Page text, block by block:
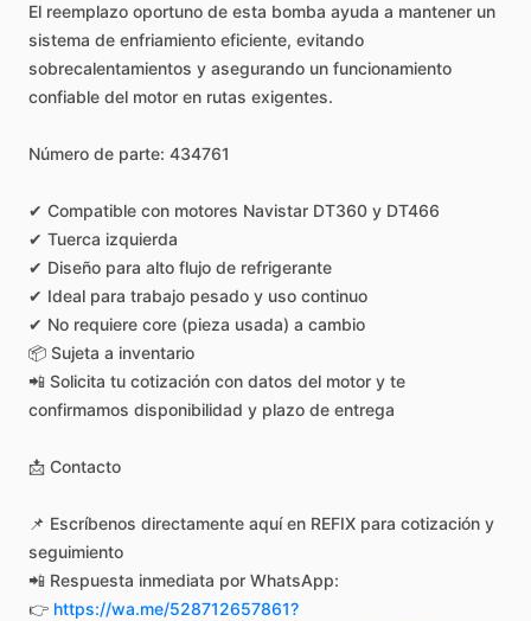
El reemplazo oportuno de esta bomba ayuda a mantener un
sistema de enfriamiento eficiente, evitando
sobrecalentamientos y asegurando un funcionamiento
confiable del motor en rutas exigentes.
Número de parte: 434761
✔ Compatible con motores Navistar DT360 y DT466
✔ Tuerca izquierda
✔ Diseño para alto flujo de refrigerante
✔ Ideal para trabajo pesado y uso continuo
✔ No requiere core (pieza usada) a cambio
📦 Sujeta a inventario
📲 Solicita tu cotización con datos del motor y te
confirmamos disponibilidad y plazo de entrega
📩 Contacto
📌 Escríbenos directamente aquí en REFIX para cotización y
seguimiento
📲 Respuesta inmediata por WhatsApp:
👉 https://wa.me/528712657861?